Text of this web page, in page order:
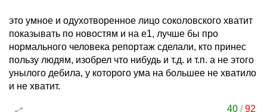
это умное и одухотворенное лицо соколовского хватит
показывать по новостям и на е1, лучше бы про
нормального человека репортаж сделали, кто принес
пользу людям, изобрел что нибудь и т.д. и т.п. а не этого
унылого дебила, у которого ума на большее не хватило
и не хватит.
40/92